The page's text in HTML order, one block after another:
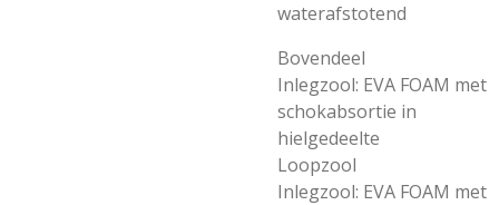
waterafstotend
Bovendeel
Inlegzool: EVA FOAM met
schokabsortie in
hielgedeelte
Loopzool
Inlegzool: EVA FOAM met